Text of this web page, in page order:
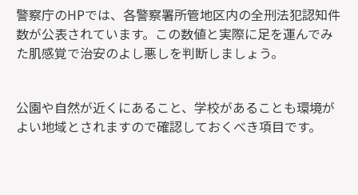
警察庁のHPでは、各警察署所管地区内の全刑法犯認知件
数が公表されています。この数値と実際に足を運んでみ
た肌感覚で治安のよし悪しを判断しましょう。
公園や自然が近くにあること、学校があることも環境が
よい地域とされますので確認しておくべき項目です。